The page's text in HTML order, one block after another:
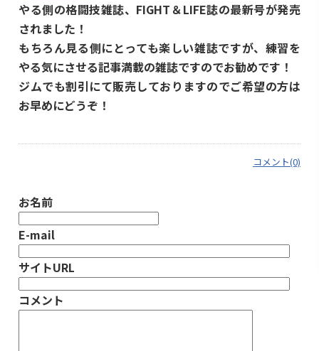
やる側の格闘技雑誌、FIGHT＆LIFE誌の最新号が発売
されました！
もちろん見る側にとっても楽しい雑誌ですが、練習を
やる気にさせる記事満載の雑誌ですのでお勧めです！
ジムでも割引にて販売しておりますのでご希望の方は
お早めにどうぞ！
コメント(0)
お名前
E-mail
サイトURL
コメント